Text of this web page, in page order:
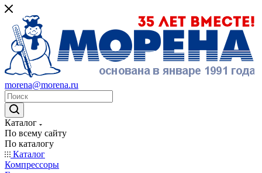
morena@morena.ru
Каталог
По всему сайту
По каталогу
Каталог
Компрессоры